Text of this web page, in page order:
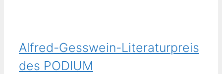
Alfred-Gesswein-Literaturpreis
des PODIUM